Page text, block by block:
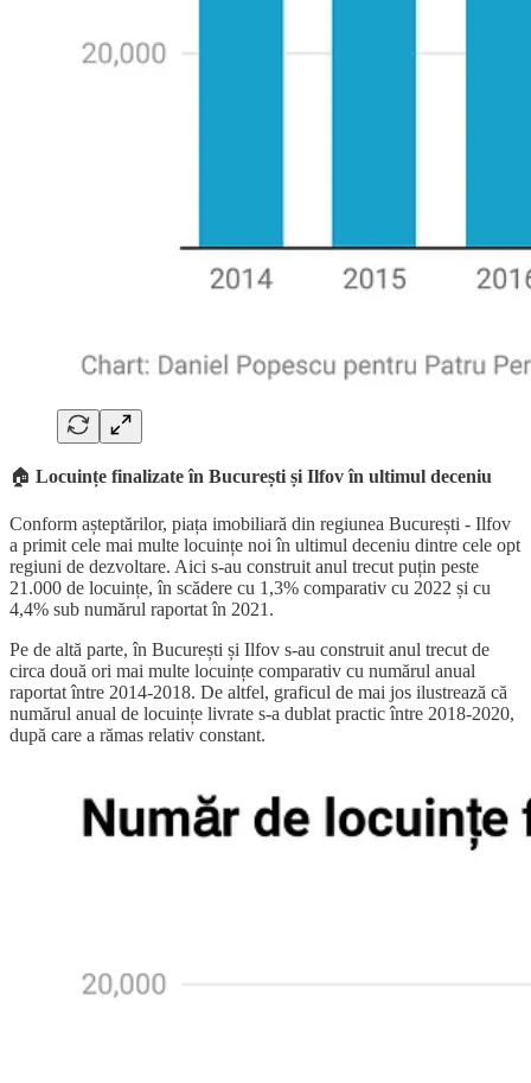
🏠 Locuințe finalizate în București și Ilfov în ultimul deceniu
Conform așteptărilor, piața imobiliară din regiunea București - Ilfov
a primit cele mai multe locuințe noi în ultimul deceniu dintre cele opt
regiuni de dezvoltare. Aici s-au construit anul trecut puțin peste
21.000 de locuințe, în scădere cu 1,3% comparativ cu 2022 și cu
4,4% sub numărul raportat în 2021.
Pe de altă parte, în București și Ilfov s-au construit anul trecut de
circa două ori mai multe locuințe comparativ cu numărul anual
raportat între 2014-2018. De altfel, graficul de mai jos ilustrează că
numărul anual de locuințe livrate s-a dublat practic între 2018-2020,
după care a rămas relativ constant.